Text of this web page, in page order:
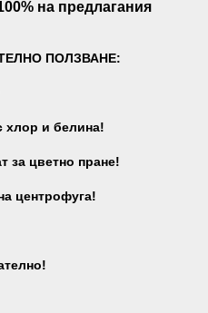
на предлагания
ПОЛЗВАНЕ:
хлор и белина!
за цветно пране!
центрофуга!